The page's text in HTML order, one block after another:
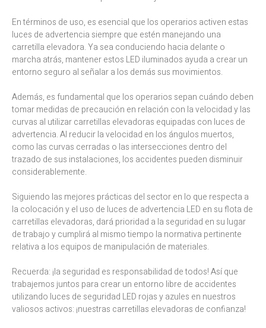
En términos de uso, es esencial que los operarios activen estas
luces de advertencia siempre que estén manejando una
carretilla elevadora. Ya sea conduciendo hacia delante o
marcha atrás, mantener estos LED iluminados ayuda a crear un
entorno seguro al señalar a los demás sus movimientos.
Además, es fundamental que los operarios sepan cuándo deben
tomar medidas de precaución en relación con la velocidad y las
curvas al utilizar carretillas elevadoras equipadas con luces de
advertencia. Al reducir la velocidad en los ángulos muertos,
como las curvas cerradas o las intersecciones dentro del
trazado de sus instalaciones, los accidentes pueden disminuir
considerablemente.
Siguiendo las mejores prácticas del sector en lo que respecta a
la colocación y el uso de luces de advertencia LED en su flota de
carretillas elevadoras, dará prioridad a la seguridad en su lugar
de trabajo y cumplirá al mismo tiempo la normativa pertinente
relativa a los equipos de manipulación de materiales.
Recuerda: ¡la seguridad es responsabilidad de todos! Así que
trabajemos juntos para crear un entorno libre de accidentes
utilizando luces de seguridad LED rojas y azules en nuestros
valiosos activos: ¡nuestras carretillas elevadoras de confianza!